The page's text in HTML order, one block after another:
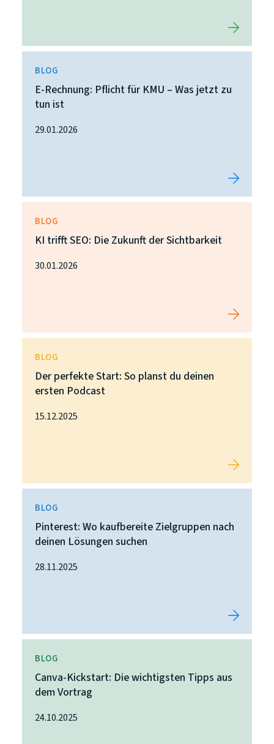
BLOG
E-Rechnung: Pflicht für KMU – Was jetzt zu
tun ist
29.01.2026
BLOG
KI trifft SEO: Die Zukunft der Sichtbarkeit
30.01.2026
BLOG
Der perfekte Start: So planst du deinen
ersten Podcast
15.12.2025
BLOG
Pinterest: Wo kaufbereite Zielgruppen nach
deinen Lösungen suchen
28.11.2025
BLOG
Canva-Kickstart: Die wichtigsten Tipps aus
dem Vortrag
24.10.2025